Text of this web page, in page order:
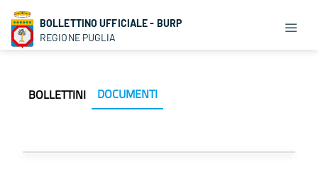
BOLLETTINO UFFICIALE - BURP
REGIONE PUGLIA
BOLLETTINI DOCUMENTI